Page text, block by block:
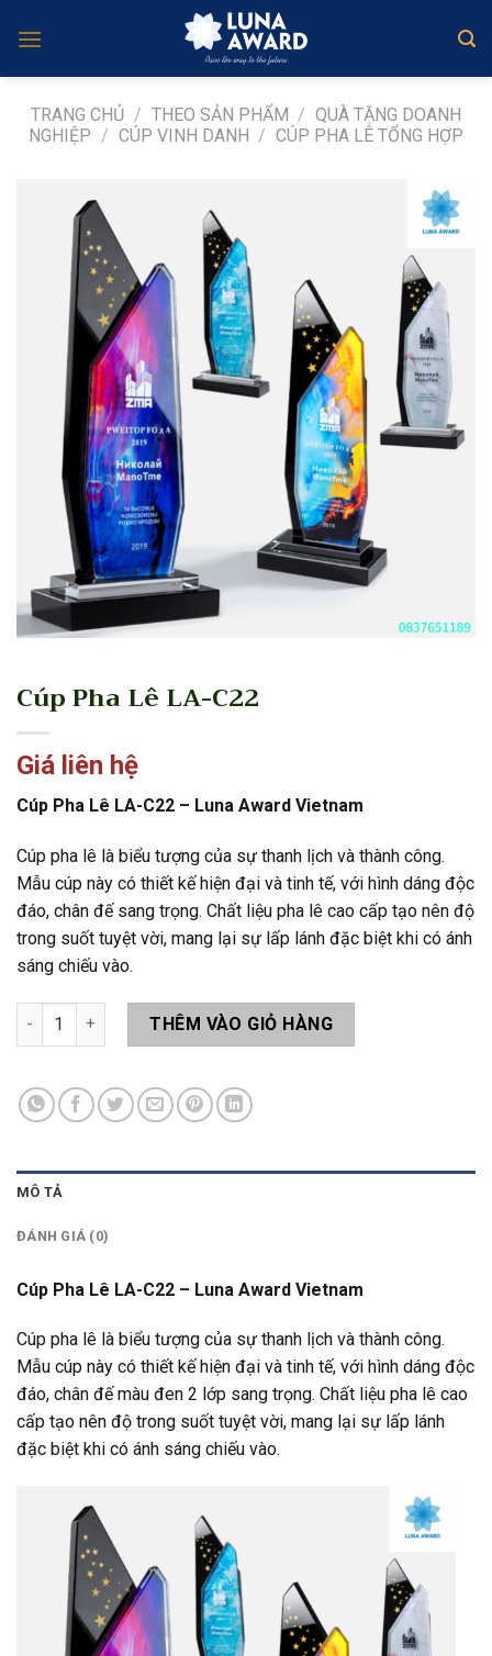
TRANG CHỦ / THEO SẢN PHẨM / QUÀ TẶNG DOANH
NGHIỆP / CÚP VINH DANH / CÚP PHA LÊ TỔNG HỢP
Cúp Pha Lê LA-C22
Giá liên hệ
Cúp Pha Lê LA-C22 – Luna Award Vietnam
Cúp pha lê là biểu tượng của sự thanh lịch và thành công.
Mẫu cúp này có thiết kế hiện đại và tinh tế, với hình dáng độc
đáo, chân đế sang trọng. Chất liệu pha lê cao cấp tạo nên độ
trong suốt tuyệt vời, mang lại sự lấp lánh đặc biệt khi có ánh
sáng chiếu vào.
Cúp Pha Lê LA-C22 số lượngTHÊM VÀO GIỎ HÀNG
MÔ TẢ
ĐÁNH GIÁ (0)
Cúp Pha Lê LA-C22 – Luna Award Vietnam
Cúp pha lê là biểu tượng của sự thanh lịch và thành công.
Mẫu cúp này có thiết kế hiện đại và tinh tế, với hình dáng độc
đáo, chân đế màu đen 2 lớp sang trọng. Chất liệu pha lê cao
cấp tạo nên độ trong suốt tuyệt vời, mang lại sự lấp lánh
đặc biệt khi có ánh sáng chiếu vào.